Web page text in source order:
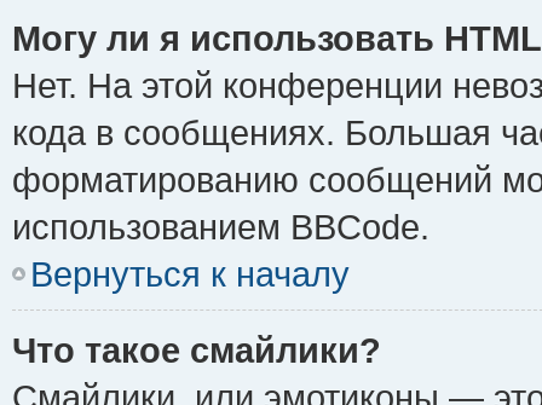
Могу ли я использовать
Нет. На этой конференции
кода в сообщениях. Большая
форматированию сообщений
использованием BBCode.
Вернуться к началу
Что такое смайлики?
Смайлики, или эмотиконы —